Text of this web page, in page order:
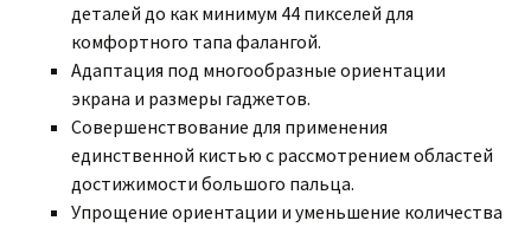
деталей до как минимум 44 пикселей для
комфортного тапа фалангой.
Адаптация под многообразные ориентации
экрана и размеры гаджетов.
Совершенствование для применения
единственной кистью с рассмотрением областей
достижимости большого пальца.
Упрощение ориентации и уменьшение количества